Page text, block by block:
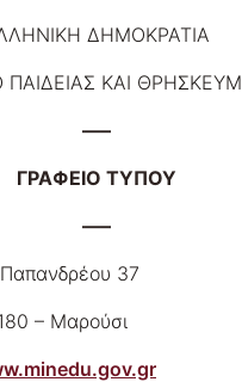
ΔΗΜΟΚΡΑΤΙΑ
ΠΑΙΔΕΙΑΣ ΚΑΙ
—–
ΓΡΑΦΕΙΟ ΤΥΠΟΥ
—–
37
– Μαρούσι